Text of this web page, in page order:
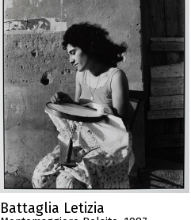
Battaglia Letizia